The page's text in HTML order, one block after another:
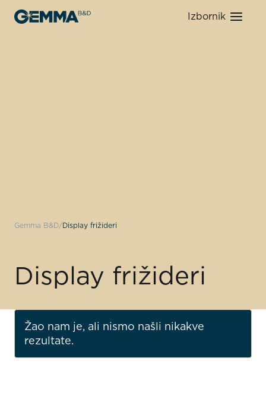
Izbornik
Gemma B&D Display frižideri
Display frižideri
Žao nam je, ali nismo našli nikakve
rezultate.